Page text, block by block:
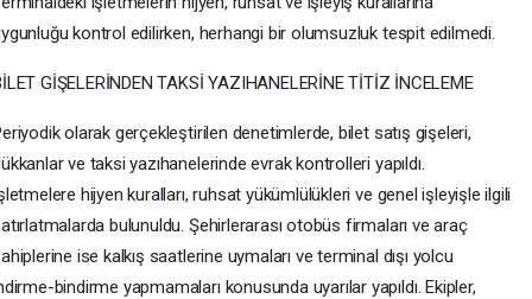
kontrol edilirken, herhangi bir olumsuzluk tespit edilmedi.
GİŞELERİNDEN TAKSİ YAZIHANELERİNE TİTİZ İNCELEME
olarak gerçekleştirilen denetimlerde, bilet satış gişeleri,
ve taksi yazıhanelerinde evrak kontrolleri yapıldı.
hijyen kuralları, ruhsat yükümlülükleri ve genel işleyişle ilgili
bulunuldu. Şehirlerarası otobüs firmaları ve araç
ise kalkış saatlerine uymaları ve terminal dışı yolcu
bindirme yapmamaları konusunda uyarılar yapıldı. Ekipler,